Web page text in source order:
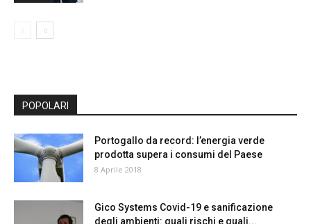
POPOLARI
Portogallo da record: l’energia verde
prodotta supera i consumi del Paese
8 Aprile 2018
Gico Systems Covid-19 e sanificazione
degli ambienti: quali rischi e quali...